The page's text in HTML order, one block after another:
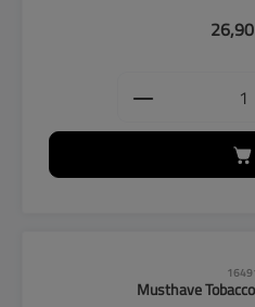
Produkt
Musthave